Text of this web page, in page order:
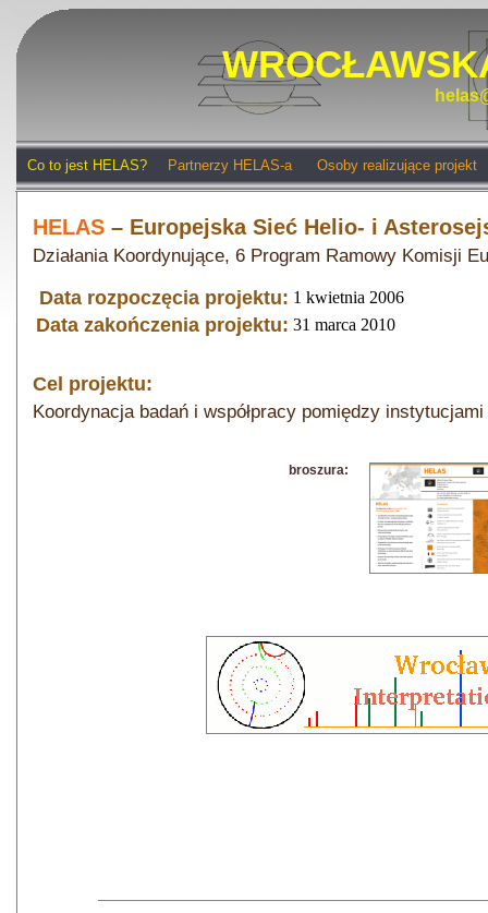
Co to jest HELAS? Partnerzy HELAS-a Osoby realizujące projekt
HELAS – Europejska Sieć Helio- i
Działania Koordynujące, 6 Program Ramowy Komisji
Data rozpoczęcia projektu: 1 kwietnia 2006
Data zakończenia projektu: 31 marca 2010
Cel projektu:
Koordynacja badań i współpracy pomiędzy
broszura: